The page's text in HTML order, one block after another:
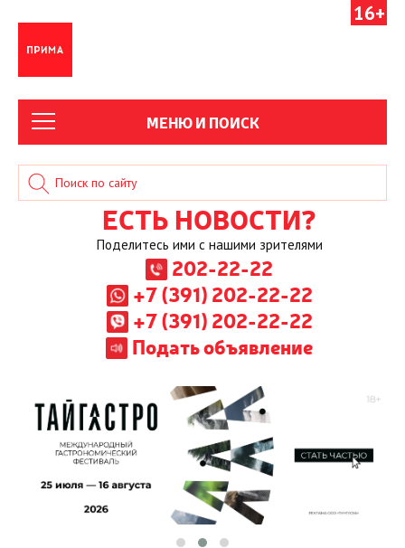
16+
МЕНЮ И ПОИСК
ЕСТЬ НОВОСТИ?
Поделитесь ими с нашими зрителями
202-22-22
+7 (391) 202-22-22
+7 (391) 202-22-22
Подать объявление